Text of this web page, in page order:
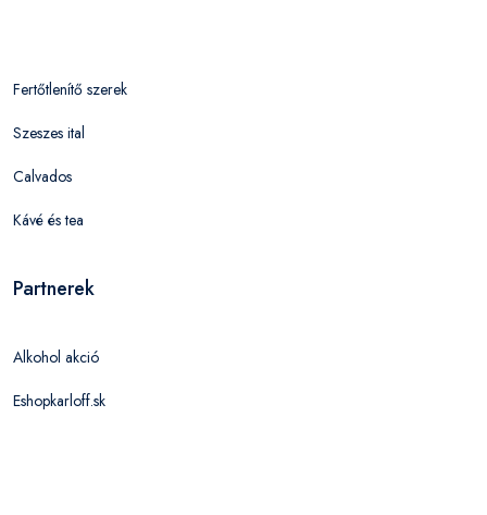
Fertőtlenítő szerek
Szeszes ital
Calvados
Kávé és tea
Partnerek
Alkohol akció
Eshopkarloff.sk